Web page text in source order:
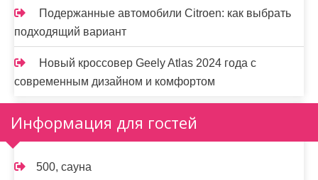
Подержанные автомобили Citroen: как выбрать
подходящий вариант
Новый кроссовер Geely Atlas 2024 года с
современным дизайном и комфортом
Информация для гостей
500, сауна